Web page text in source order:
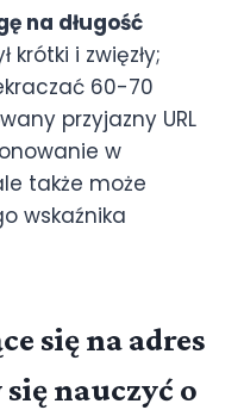
na długość
krótki i zwięzły;
60-70
przyjazny URL
w
także może
wskaźnika
się na adres
się nauczyć o